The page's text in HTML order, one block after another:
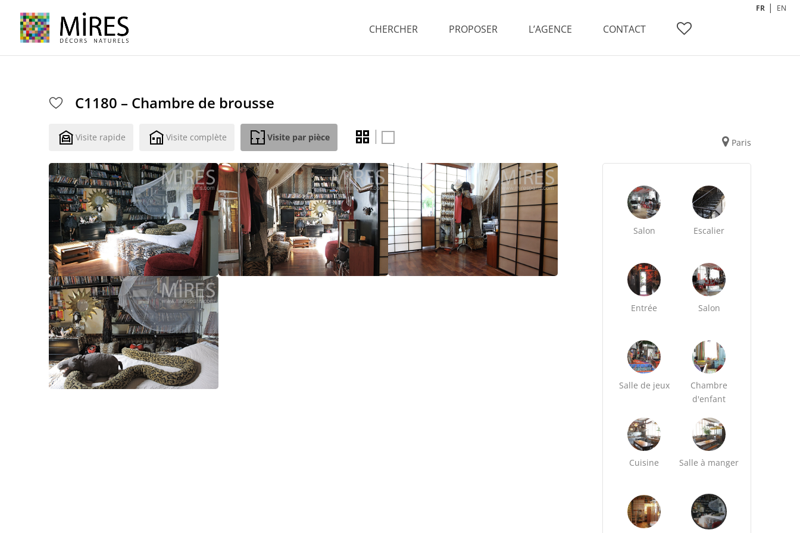
CHERCHER PROPOSER L’AGENCE CONTACT
FR EN
C1180 – Chambre de brousse
Visite rapide Visite complète Visite par pièce Paris
Salon Escalier
Entrée Salon
Salle de jeux
Chambre
d'enfant
Cuisine Salle à manger